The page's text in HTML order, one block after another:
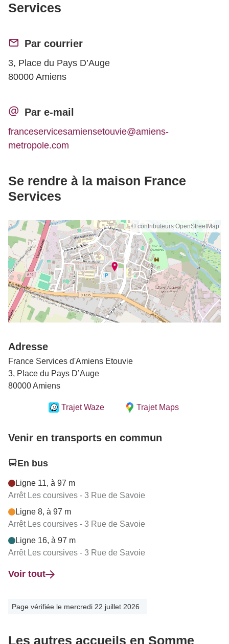
Services
Par courrier
3, Place du Pays D’Auge
80000 Amiens
Par e-mail
franceservicesamiensetouvie@amiens-
metropole.com
Se rendre à la maison France
Services
© contributeurs OpenStreetMap
Adresse
France Services d'Amiens Etouvie
3, Place du Pays D’Auge
80000 Amiens
Trajet Waze Trajet Maps
Venir en transports en commun
En bus
Ligne 11, à 97 m
Arrêt Les coursives - 3 Rue de Savoie
Ligne 8, à 97 m
Arrêt Les coursives - 3 Rue de Savoie
Ligne 16, à 97 m
Arrêt Les coursives - 3 Rue de Savoie
Voir tout
Page vérifiée le mercredi 22 juillet 2026
Les autres accueils en Somme